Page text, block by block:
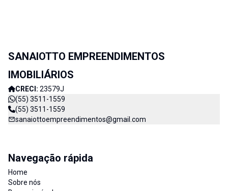
SANAIOTTO EMPREENDIMENTOS
IMOBILIÁRIOS
CRECI: 23579J
(55) 3511-1559
(55) 3511-1559
sanaiottoempreendimentos@gmail.com
Navegação rápida
Home
Sobre nós